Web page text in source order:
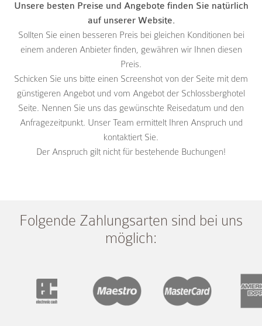
Unsere besten Preise und Angebote finden Sie natürlich
auf unserer Website.
Sollten Sie einen besseren Preis bei gleichen Konditionen bei
einem anderen Anbieter finden, gewähren wir Ihnen diesen
Preis.
Schicken Sie uns bitte einen Screenshot von der Seite mit dem
günstigeren Angebot und vom Angebot der Schlossberghotel
Seite. Nennen Sie uns das gewünschte Reisedatum und den
Anfragezeitpunkt. Unser Team ermittelt Ihren Anspruch und
kontaktiert Sie.
Der Anspruch gilt nicht für bestehende Buchungen!
Folgende Zahlungsarten sind bei uns
möglich: